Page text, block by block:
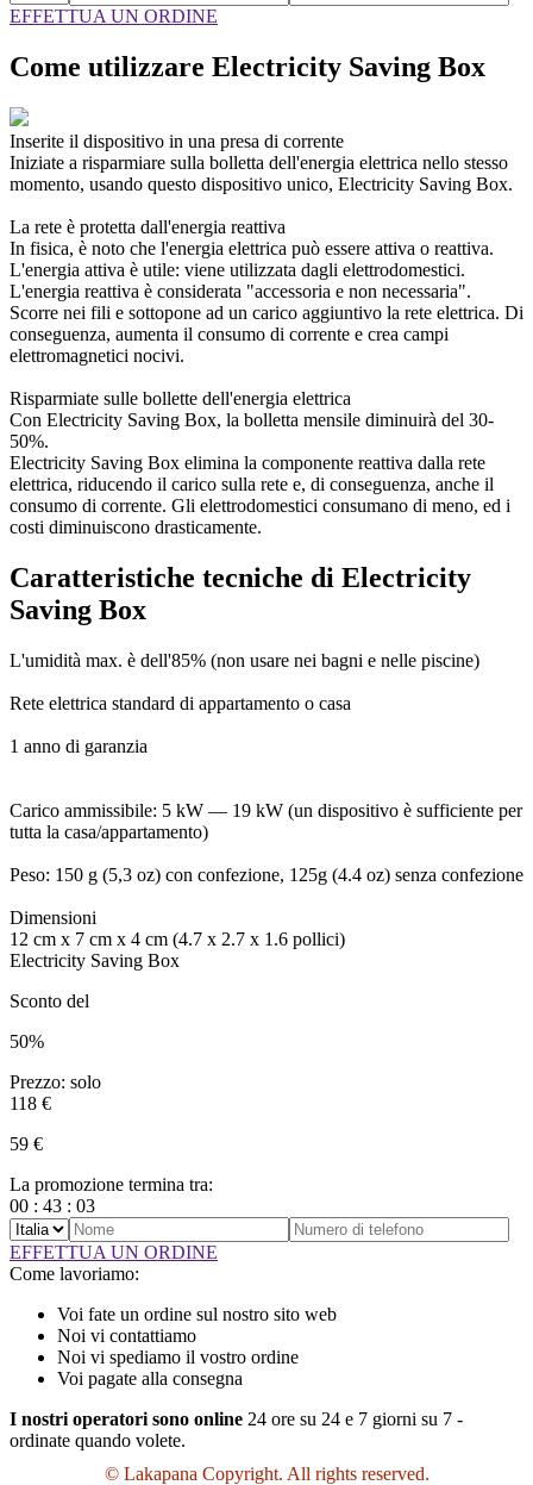
EFFETTUA UN ORDINE
Come utilizzare Electricity Saving Box
Inserite il dispositivo in una presa di corrente
Iniziate a risparmiare sulla bolletta dell'energia elettrica nello stesso
momento, usando questo dispositivo unico, Electricity Saving Box.
La rete è protetta dall'energia reattiva
In fisica, è noto che l'energia elettrica può essere attiva o reattiva.
L'energia attiva è utile: viene utilizzata dagli elettrodomestici.
L'energia reattiva è considerata "accessoria e non necessaria".
Scorre nei fili e sottopone ad un carico aggiuntivo la rete elettrica. Di
conseguenza, aumenta il consumo di corrente e crea campi
elettromagnetici nocivi.
Risparmiate sulle bollette dell'energia elettrica
Con Electricity Saving Box, la bolletta mensile diminuirà del 30-
50%.
Electricity Saving Box elimina la componente reattiva dalla rete
elettrica, riducendo il carico sulla rete e, di conseguenza, anche il
consumo di corrente. Gli elettrodomestici consumano di meno, ed i
costi diminuiscono drasticamente.
Caratteristiche tecniche di Electricity
Saving Box
L'umidità max. è dell'85% (non usare nei bagni e nelle piscine)
Rete elettrica standard di appartamento o casa
1 anno di garanzia
Carico ammissibile: 5 kW — 19 kW (un dispositivo è sufficiente per
tutta la casa/appartamento)
Peso: 150 g (5,3 oz) con confezione, 125g (4.4 oz) senza confezione
Dimensioni
12 cm x 7 cm x 4 cm (4.7 x 2.7 x 1.6 pollici)
Electricity Saving Box
Sconto del
50%
Prezzo: solo
118 €
59 €
La promozione termina tra:
00 : 43 : 03
EFFETTUA UN ORDINE
Come lavoriamo:
Voi fate un ordine sul nostro sito web
Noi vi contattiamo
Noi vi spediamo il vostro ordine
Voi pagate alla consegna
I nostri operatori sono online 24 ore su 24 e 7 giorni su 7 -
ordinate quando volete.
© Lakapana Copyright. All rights reserved.